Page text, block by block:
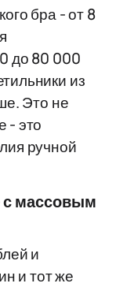
бра - от 8
до 80 000
из
Это не
- это
ручной
с массовым
и
и тот же